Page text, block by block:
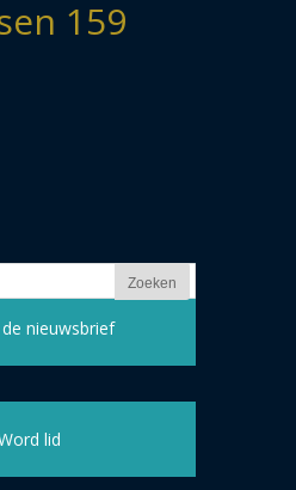
159
nieuwsbrief
lid